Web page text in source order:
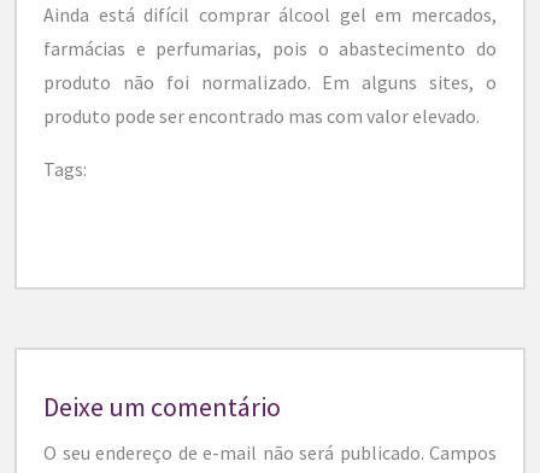
Ainda está difícil comprar álcool gel em mercados,
farmácias e perfumarias, pois o abastecimento do
produto não foi normalizado. Em alguns sites, o
produto pode ser encontrado mas com valor elevado.
Tags:
Deixe um comentário
O seu endereço de e-mail não será publicado. Campos